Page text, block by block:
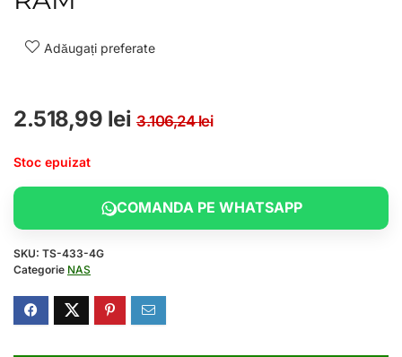
Adăugați preferate
3.106,24leiPrețul inițial a
2.518,99 lei Prețul curent
Stoc epuizat
COMANDA PE WHATSAPP
SKU: TS-433-4G
Categorie NAS